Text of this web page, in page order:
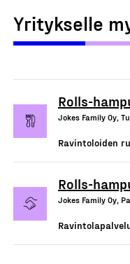
Yritykselle
Rolls-
Jokes Family Oy,
Ravintoloiden
Rolls-
Jokes Family Oy,